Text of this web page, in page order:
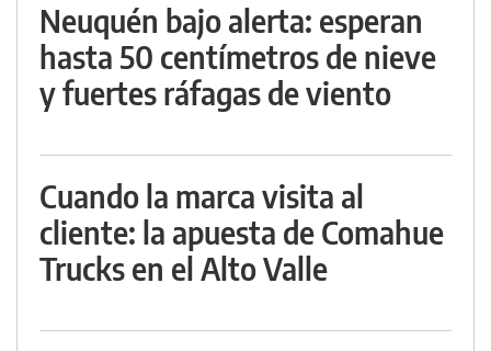
Neuquén bajo alerta: esperan
hasta 50 centímetros de nieve
y fuertes ráfagas de viento
Cuando la marca visita al
cliente: la apuesta de Comahue
Trucks en el Alto Valle